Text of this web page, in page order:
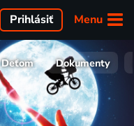
Menu
Prihlásiť
Deťom Dokumenty